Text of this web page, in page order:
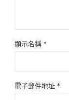
顯示名稱 *
電子郵件地址 *